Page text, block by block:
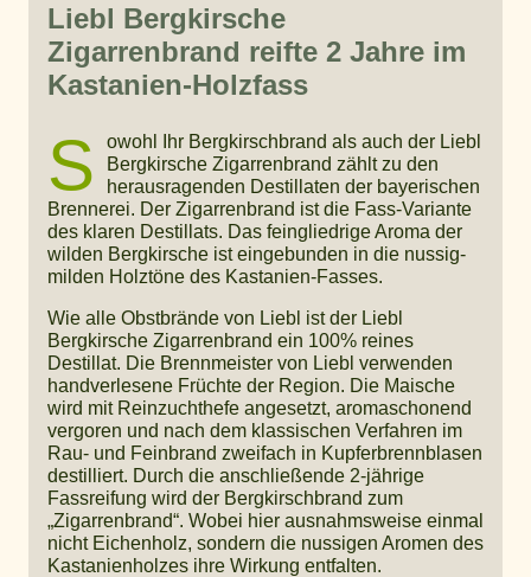
Liebl Bergkirsche
Zigarrenbrand reifte 2 Jahre im
Kastanien-Holzfass
S
owohl Ihr Bergkirschbrand als auch der Liebl
Bergkirsche Zigarrenbrand zählt zu den
herausragenden Destillaten der bayerischen
Brennerei. Der Zigarrenbrand ist die Fass-Variante
des klaren Destillats. Das feingliedrige Aroma der
wilden Bergkirsche ist eingebunden in die nussig-
milden Holztöne des Kastanien-Fasses.
Wie alle Obstbrände von Liebl ist der Liebl
Bergkirsche Zigarrenbrand ein 100% reines
Destillat. Die Brennmeister von Liebl verwenden
handverlesene Früchte der Region. Die Maische
wird mit Reinzuchthefe angesetzt, aromaschonend
vergoren und nach dem klassischen Verfahren im
Rau- und Feinbrand zweifach in Kupferbrennblasen
destilliert. Durch die anschließende 2-jährige
Fassreifung wird der Bergkirschbrand zum
„Zigarrenbrand“. Wobei hier ausnahmsweise einmal
nicht Eichenholz, sondern die nussigen Aromen des
Kastanienholzes ihre Wirkung entfalten.